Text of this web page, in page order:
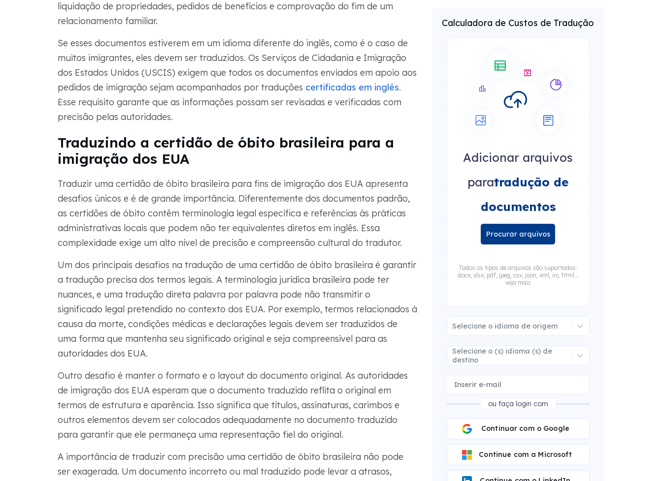
liquidação de propriedades, pedidos de benefícios e comprovação do fim de um
relacionamento familiar.
Se esses documentos estiverem em um idioma diferente do inglês, como é o caso de
muitos imigrantes, eles devem ser traduzidos. Os Serviços de Cidadania e Imigração
dos Estados Unidos (USCIS) exigem que todos os documentos enviados em apoio aos
pedidos de imigração sejam acompanhados por traduções certificadas em inglês.
Esse requisito garante que as informações possam ser revisadas e verificadas com
precisão pelas autoridades.
Traduzindo a certidão de óbito brasileira para a
imigração dos EUA
Traduzir uma certidão de óbito brasileira para fins de imigração dos EUA apresenta
desafios únicos e é de grande importância. Diferentemente dos documentos padrão,
as certidões de óbito contêm terminologia legal específica e referências às práticas
administrativas locais que podem não ter equivalentes diretos em inglês. Essa
complexidade exige um alto nível de precisão e compreensão cultural do tradutor.
Um dos principais desafios na tradução de uma certidão de óbito brasileira é garantir
a tradução precisa dos termos legais. A terminologia jurídica brasileira pode ter
nuances, e uma tradução direta palavra por palavra pode não transmitir o
significado legal pretendido no contexto dos EUA. Por exemplo, termos relacionados à
causa da morte, condições médicas e declarações legais devem ser traduzidos de
uma forma que mantenha seu significado original e seja compreensível para as
autoridades dos EUA.
Outro desafio é manter o formato e o layout do documento original. As autoridades
de imigração dos EUA esperam que o documento traduzido reflita o original em
termos de estrutura e aparência. Isso significa que títulos, assinaturas, carimbos e
outros elementos devem ser colocados adequadamente no documento traduzido
para garantir que ele permaneça uma representação fiel do original.
A importância de traduzir com precisão uma certidão de óbito brasileira não pode
ser exagerada. Um documento incorreto ou mal traduzido pode levar a atrasos,
Calculadora de Custos de Tradução
Adicionar arquivos
paratradução de
documentos
Procurar arquivos
Todos os tipos de arquivos são suportados:
docx, xlsx, pdf, jpeg, csv, json, xml, ini, html...
veja mais
Selecione o idioma de origem
Selecione o (s) idioma (s) de
destino
ou faça login com
Continuar com o Google
Continue com a Microsoft